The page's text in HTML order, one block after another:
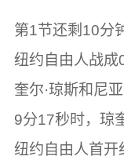
第1节还剩10分
纽约自由人战成
奎尔·琼斯和尼
9分17秒时，琼
纽约自由人首开